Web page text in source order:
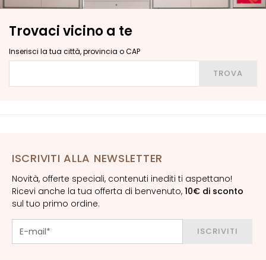
o
n
o
c
a
b
r
a
S
Trovaci vicino a te
Inserisci la tua città, provincia o CAP
TROVA
ISCRIVITI ALLA NEWSLETTER
Novità, offerte speciali, contenuti inediti ti aspettano!
Ricevi anche la tua offerta di benvenuto, 10€ di sconto
sul tuo primo ordine.
ISCRIVITI